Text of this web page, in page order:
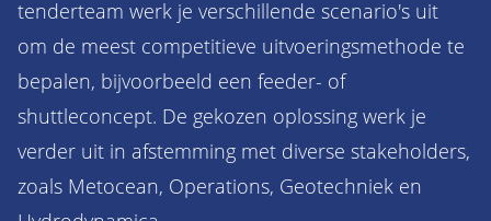
tenderteam werk je verschillende scenario's uit
om de meest competitieve uitvoeringsmethode te
bepalen, bijvoorbeeld een feeder- of
shuttleconcept. De gekozen oplossing werk je
verder uit in afstemming met diverse stakeholders,
zoals Metocean, Operations, Geotechniek en